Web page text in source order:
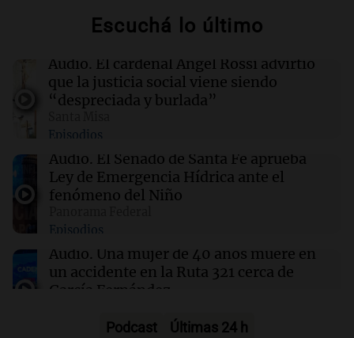
Mundo
en cuarentena cerca de Kinshasa, Congo
09:04 Deportes
tras la muerte de su padre
09:00 Sociedad
El 15% de los pacientes evita exámenes
Escuchá lo último
Audio. El cardenal Ángel Rossi advirtió
que la justicia social viene siendo
“despreciada y burlada”
Episodios
Audio. El Senado de Santa Fe aprueba
Ley de Emergencia Hídrica ante el
fenómeno del Niño
Episodios
Audio. Una mujer de 40 años muere en
un accidente en la Ruta 321 cerca de
García Fernández
Podcast Últimas 24 h